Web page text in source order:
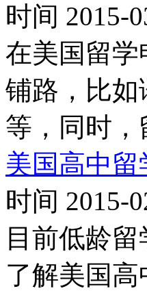
时间 2015-
在美国留
铺路，比如
等，同时
美国高中
时间 2015-
目前低龄
了解美国